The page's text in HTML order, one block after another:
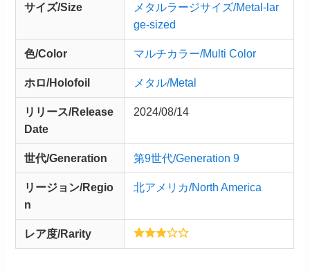
サイズ/Size
メタルラージサイズ/Metal-lar
ge-sized
色/Color マルチカラー/Multi Color
ホロ/Holofoil メタル/Metal
リリース/Release
Date
2024/08/14
世代/Generation 第9世代/Generation 9
リージョン/Regio
n
北アメリカ/North America
レア度/Rarity